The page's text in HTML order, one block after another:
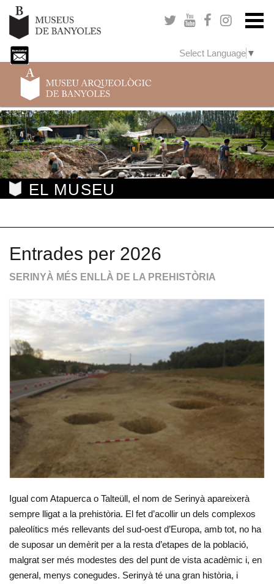
Select Language ▼
Previous Next
EL MUSEU
Entrades per 2026
SERINYÀ MÉS ENLLÀ DE LA PREHISTÒRIA
Igual com Atapuerca o Talteüll, el nom de Serinyà apareixerà
sempre lligat a la prehistòria. El fet d’acollir un dels complexos
paleolítics més rellevants del sud-oest d’Europa, amb tot, no ha
de suposar un demèrit per a la resta d’etapes de la població,
malgrat ser més modestes des del punt de vista acadèmic i, en
general, menys conegudes. Serinyà té una gran història, i